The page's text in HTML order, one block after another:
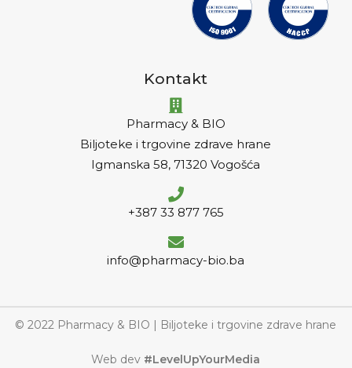
Kontakt
Pharmacy & BIO
Biljoteke i trgovine zdrave hrane
Igmanska 58, 71320 Vogošća
+387 33 877 765
info@pharmacy-bio.ba
© 2022 Pharmacy & BIO | Biljoteke i trgovine zdrave hrane
Web dev #LevelUpYourMedia